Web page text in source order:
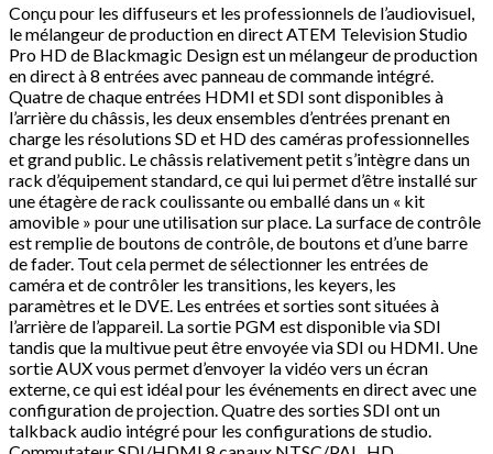
Conçu pour les diffuseurs et les professionnels de l’audiovisuel,
le mélangeur de production en direct ATEM Television Studio
Pro HD de Blackmagic Design est un mélangeur de production
en direct à 8 entrées avec panneau de commande intégré.
Quatre de chaque entrées HDMI et SDI sont disponibles à
l’arrière du châssis, les deux ensembles d’entrées prenant en
charge les résolutions SD et HD des caméras professionnelles
et grand public. Le châssis relativement petit s’intègre dans un
rack d’équipement standard, ce qui lui permet d’être installé sur
une étagère de rack coulissante ou emballé dans un « kit
amovible » pour une utilisation sur place. La surface de contrôle
est remplie de boutons de contrôle, de boutons et d’une barre
de fader. Tout cela permet de sélectionner les entrées de
caméra et de contrôler les transitions, les keyers, les
paramètres et le DVE. Les entrées et sorties sont situées à
l’arrière de l’appareil. La sortie PGM est disponible via SDI
tandis que la multivue peut être envoyée via SDI ou HDMI. Une
sortie AUX vous permet d’envoyer la vidéo vers un écran
externe, ce qui est idéal pour les événements en direct avec une
configuration de projection. Quatre des sorties SDI ont un
talkback audio intégré pour les configurations de studio.